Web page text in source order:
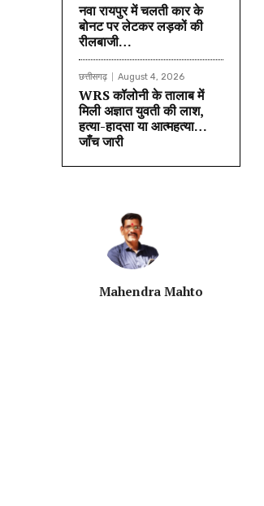
नवा रायपुर में चलती कार के
बोनट पर लेटकर लड़कों की
रीलबाजी…
छत्तीसगढ़ August 4, 2026
WRS कॉलोनी के तालाब में
मिली अज्ञात युवती की लाश,
हत्या-हादसा या आत्महत्या…
जाँच जारी
Mahendra Mahto